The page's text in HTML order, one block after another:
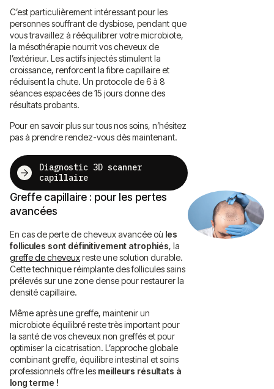
C’est particulièrement intéressant pour les
personnes souffrant de dysbiose, pendant que
vous travaillez à rééquilibrer votre microbiote,
la mésothérapie nourrit vos cheveux de
l’extérieur. Les actifs injectés stimulent la
croissance, renforcent la fibre capillaire et
réduisent la chute. Un protocole de 6 à 8
séances espacées de 15 jours donne des
résultats probants.
Pour en savoir plus sur tous nos soins, n’hésitez
pas à prendre rendez-vous dès maintenant.
Diagnostic 3D scanner
capillaire
Greffe capillaire : pour les pertes
avancées
En cas de perte de cheveux avancée où les
follicules sont définitivement atrophiés, la
greffe de cheveuxreste une solution durable.
Cette technique réimplante des follicules sains
prélevés sur une zone dense pour restaurer la
densité capillaire.
Même après une greffe, maintenir un
microbiote équilibré reste très important pour
la santé de vos cheveux non greffés et pour
optimiser la cicatrisation. L’approche globale
combinant greffe, équilibre intestinal et soins
professionnels offre les meilleurs résultats à
long terme !